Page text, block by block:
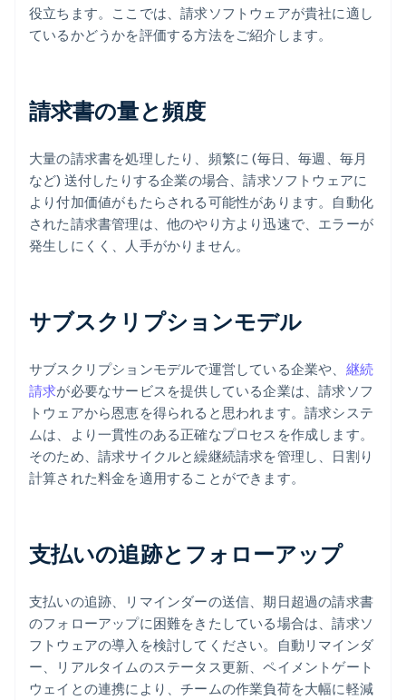
役立ちます。ここでは、請求ソフトウェアが貴社に適し
ているかどうかを評価する方法をご紹介します。
請求書の量と頻度
大量の請求書を処理したり、頻繁に (毎日、毎週、毎月
など) 送付したりする企業の場合、請求ソフトウェアに
より付加価値がもたらされる可能性があります。自動化
された請求書管理は、他のやり方より迅速で、エラーが
発生しにくく、人手がかりません。
サブスクリプションモデル
サブスクリプションモデルで運営している企業や、 継続
請求が必要なサービスを提供している企業は、請求ソフ
トウェアから恩恵を得られると思われます。請求システ
ムは、より一貫性のある正確なプロセスを作成します。
そのため、請求サイクルと繰継続請求を管理し、日割り
計算された料金を適用することができます。
支払いの追跡とフォローアップ
支払いの追跡、リマインダーの送信、期日超過の請求書
のフォローアップに困難をきたしている場合は、請求ソ
フトウェアの導入を検討してください。自動リマインダ
ー、リアルタイムのステータス更新、ペイメントゲート
ウェイとの連携により、チームの作業負荷を大幅に軽減